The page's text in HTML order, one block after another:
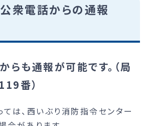
衆電話からの通報
らも通報が可能です。（局
番）
ては、西いぶり消防指令センター